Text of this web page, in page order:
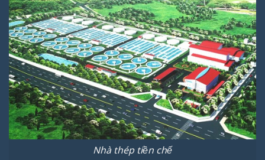
Nhà thép tiền chế